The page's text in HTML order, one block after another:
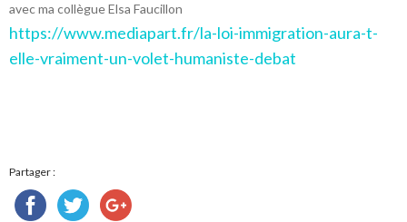
avec ma collègue Elsa Faucillon
https://www.mediapart.fr/la-loi-immigration-aura-t-
elle-vraiment-un-volet-humaniste-debat
Partager :